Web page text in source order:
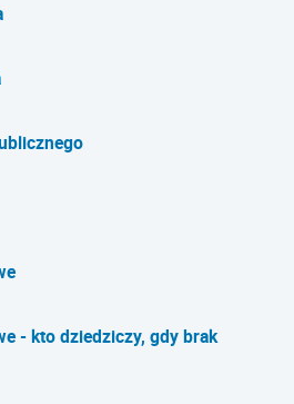
- kto dziedziczy, gdy brak